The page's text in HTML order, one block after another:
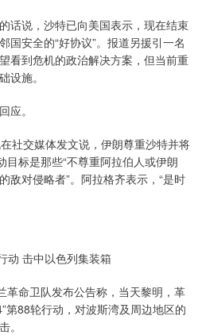
话说，沙特已向美国表示，现在结束
国安全的“好协议”。报道另援引一名
看到危机的政治解决方案，但当前重
设施。
应。
社交媒体发文说，伊朗尊重沙特并将
目标是那些“不尊重阿拉伯人或伊朗
敌对侵略者”。阿拉格齐表示，“是时
动 击中以色列集装箱
革命卫队发布公告称，当天黎明，革
第88轮行动，对波斯湾及周边地区的
。